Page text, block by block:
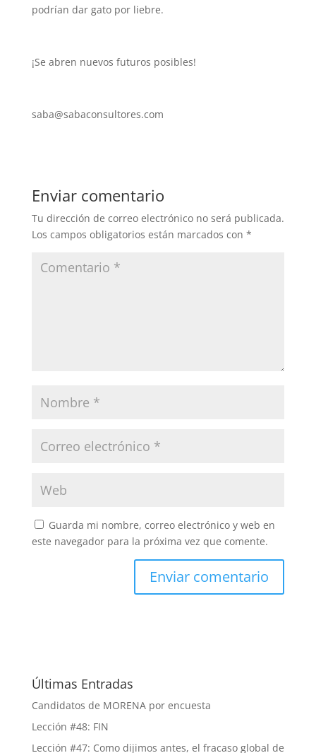
podrían dar gato por liebre.
¡Se abren nuevos futuros posibles!
saba@sabaconsultores.com
Enviar comentario
Tu dirección de correo electrónico no será publicada.
Los campos obligatorios están marcados con *
Guarda mi nombre, correo electrónico y web en
este navegador para la próxima vez que comente.
Últimas Entradas
Candidatos de MORENA por encuesta
Lección #48: FIN
Lección #47: Como dijimos antes, el fracaso global de